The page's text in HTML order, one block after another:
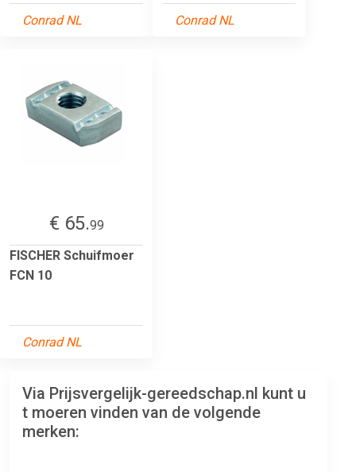
Conrad NL Conrad NL
€ 65.99
FISCHER Schuifmoer
FCN 10
Conrad NL
Via Prijsvergelijk-gereedschap.nl kunt u
t moeren vinden van de volgende
merken: